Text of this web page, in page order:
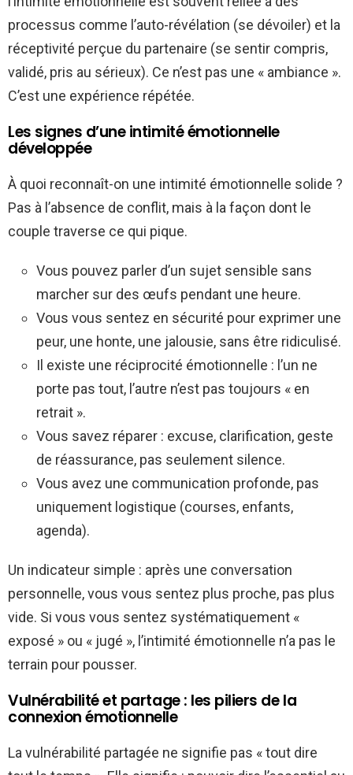
processus comme l’auto-révélation (se dévoiler) et la
réceptivité perçue du partenaire (se sentir compris,
validé, pris au sérieux). Ce n’est pas une « ambiance ».
C’est une expérience répétée.
Les signes d’une intimité émotionnelle
développée
À quoi reconnaît-on une intimité émotionnelle solide ?
Pas à l’absence de conflit, mais à la façon dont le
couple traverse ce qui pique.
Vous pouvez parler d’un sujet sensible sans
marcher sur des œufs pendant une heure.
Vous vous sentez en sécurité pour exprimer une
peur, une honte, une jalousie, sans être ridiculisé.
Il existe une réciprocité émotionnelle : l’un ne
porte pas tout, l’autre n’est pas toujours « en
retrait ».
Vous savez réparer : excuse, clarification, geste
de réassurance, pas seulement silence.
Vous avez une communication profonde, pas
uniquement logistique (courses, enfants,
agenda).
Un indicateur simple : après une conversation
personnelle, vous vous sentez plus proche, pas plus
vide. Si vous vous sentez systématiquement «
exposé » ou « jugé », l’intimité émotionnelle n’a pas le
terrain pour pousser.
Vulnérabilité et partage : les piliers de la
connexion émotionnelle
La vulnérabilité partagée ne signifie pas « tout dire